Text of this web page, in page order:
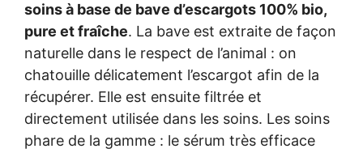
soins à base de bave d’escargots 100% bio,
pure et fraîche. La bave est extraite de façon
naturelle dans le respect de l’animal : on
chatouille délicatement l’escargot afin de la
récupérer. Elle est ensuite filtrée et
directement utilisée dans les soins. Les soins
phare de la gamme : le sérum très efficace